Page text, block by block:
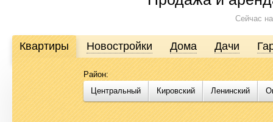
Сейчас
Продажа и аренда недвижимости в Омске
Likado.ru – сайт актуальных и достоверных объявлений по
или купить квартиру, найти землю под строительство,
Likado.ru, чтобы сэкономить время и силы в поисках нужного
Квартиры Новостройки Дома Дачи
Район:
Центральный
Кировский Ленинский